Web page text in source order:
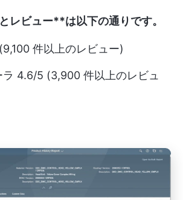
レビュー**は以下の通りです。
件以上のレビュー)
4.6/5 (3,900 件以上のレビュ